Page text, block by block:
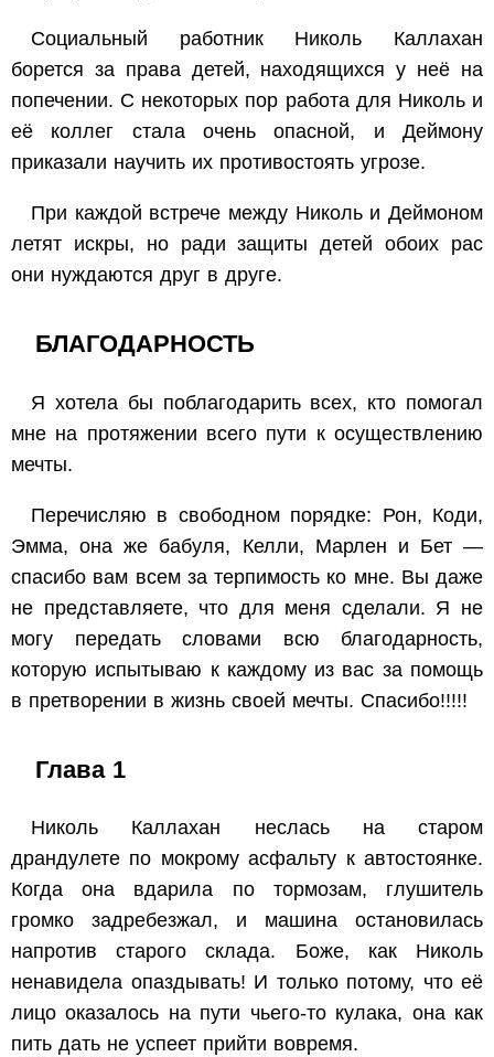
Социальный работник Николь Каллахан
борется за права детей, находящихся у неё на
попечении. С некоторых пор работа для Николь и
её коллег стала очень опасной, и Деймону
приказали научить их противостоять угрозе.
При каждой встрече между Николь и Деймоном
летят искры, но ради защиты детей обоих рас
они нуждаются друг в друге.
БЛАГОДАРНОСТЬ
Я хотела бы поблагодарить всех, кто помогал
мне на протяжении всего пути к осуществлению
мечты.
Перечисляю в свободном порядке: Рон, Коди,
Эмма, она же бабуля, Келли, Марлен и Бет —
спасибо вам всем за терпимость ко мне. Вы даже
не представляете, что для меня сделали. Я не
могу передать словами всю благодарность,
которую испытываю к каждому из вас за помощь
в претворении в жизнь своей мечты. Спасибо!!!!!
Глава 1
Николь Каллахан неслась на старом
драндулете по мокрому асфальту к автостоянке.
Когда она вдарила по тормозам, глушитель
громко задребезжал, и машина остановилась
напротив старого склада. Боже, как Николь
ненавидела опаздывать! И только потому, что её
лицо оказалось на пути чьего-то кулака, она как
пить дать не успеет прийти вовремя.